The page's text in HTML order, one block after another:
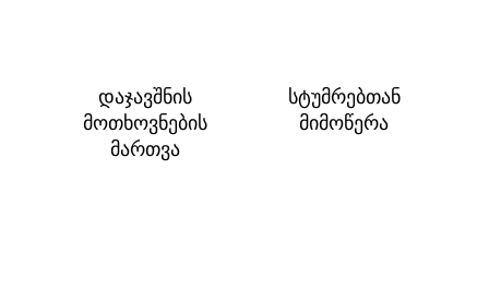
დაჯავშნის
მოთხოვნების
მართვა
სტუმრებთან
მიმოწერა